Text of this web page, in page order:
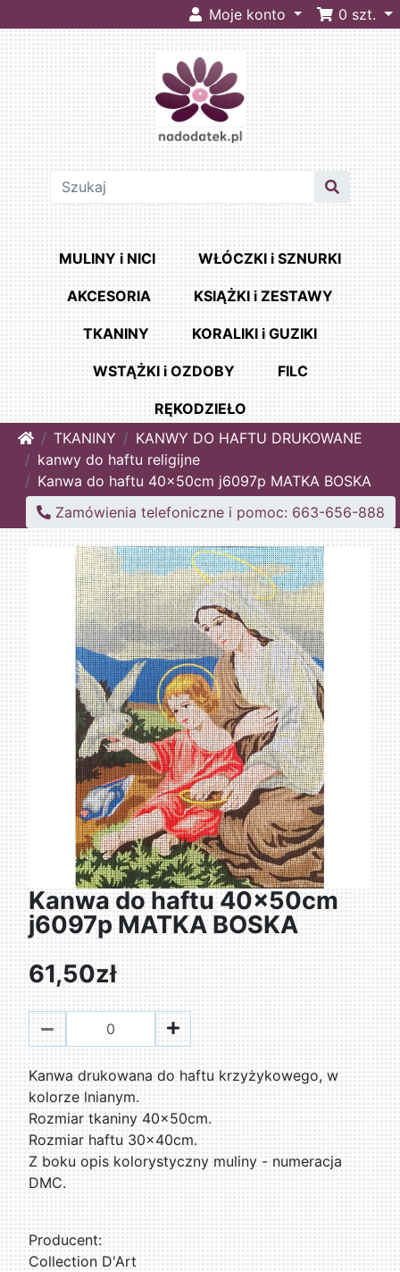
Moje konto 0 szt.
MULINY i NICI WŁÓCZKI i SZNURKI
AKCESORIA KSIĄŻKI i ZESTAWY
TKANINY KORALIKI i GUZIKI
WSTĄŻKI i OZDOBY FILC
RĘKODZIEŁO
HomeTKANINY
KANWY DO HAFTU DRUKOWANE
kanwy do haftu religijne
Kanwa do haftu 40x50cm j6097p MATKA BOSKA
Zamówienia telefoniczne i pomoc: 663-656-888
Kanwa do haftu 40x50cm
j6097p MATKA BOSKA
61,50zł
Kanwa drukowana do haftu krzyżykowego, w
kolorze lnianym.
Rozmiar tkaniny 40x50cm.
Rozmiar haftu 30x40cm.
Z boku opis kolorystyczny muliny - numeracja
DMC.
Producent:
Collection D'Art